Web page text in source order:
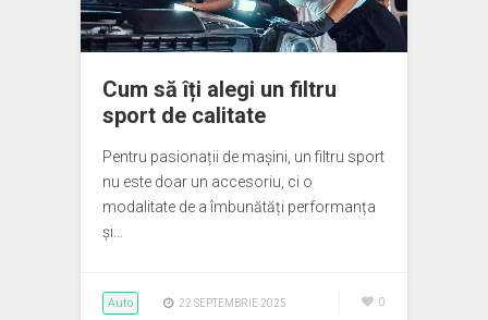
Cum să îți alegi un filtru
sport de calitate
Pentru pasionații de mașini, un filtru sport
nu este doar un accesoriu, ci o
modalitate de a îmbunătăți performanța
și…
Auto 22 SEPTEMBRIE 2025 0